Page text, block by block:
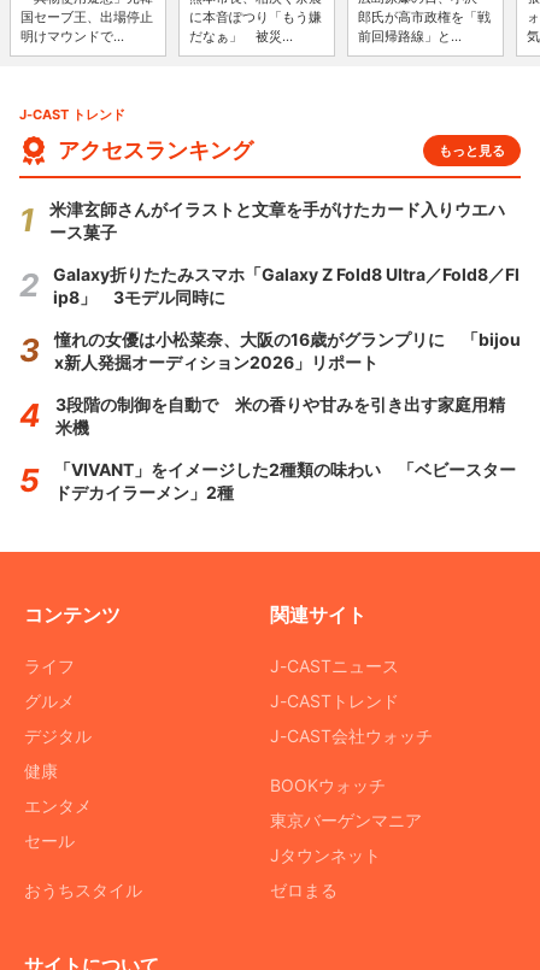
国セーブ王、出場停止
明けマウンドで...
に本音ぽつり「もう嫌
だなぁ」 被災...
郎氏が高市政権を「戦
前回帰路線」と...
J-CAST トレンド
アクセスランキング もっと見る
米津玄師さんがイラストと文章を手がけたカード入りウエハ
ース菓子
Galaxy折りたたみスマホ「Galaxy Z Fold8 Ultra／Fold8／Fl
ip8」 3モデル同時に
憧れの女優は小松菜奈、大阪の16歳がグランプリに 「bijou
x新人発掘オーディション2026」リポート
3段階の制御を自動で 米の香りや甘みを引き出す家庭用精
米機
「VIVANT」をイメージした2種類の味わい 「ベビースター
ドデカイラーメン」2種
コンテンツ
ライフ
グルメ
デジタル
健康
エンタメ
セール
おうちスタイル
関連サイト
J-CASTニュース
J-CASTトレンド
J-CAST会社ウォッチ
BOOKウォッチ
東京バーゲンマニア
Jタウンネット
ゼロまる
サイトについて